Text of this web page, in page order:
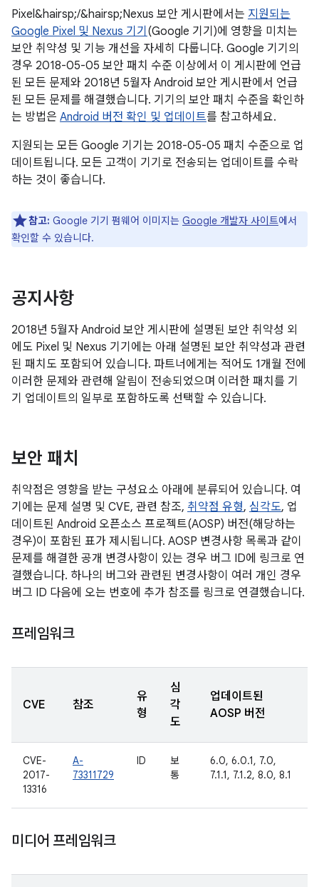
Pixel&hairsp;/&hairsp;Nexus 보안 게시판에서는 지원되는
Google Pixel 및 Nexus 기기 (Google 기기)에 영향을 미치는
보안 취약성 및 기능 개선을 자세히 다룹니다. Google 기기의
경우 2018-05-05 보안 패치 수준 이상에서 이 게시판에 언급
된 모든 문제와 2018년 5월자 Android 보안 게시판에서 언급
된 모든 문제를 해결했습니다. 기기의 보안 패치 수준을 확인하
는 방법은 Android 버전 확인 및 업데이트를 참고하세요.
지원되는 모든 Google 기기는 2018-05-05 패치 수준으로 업
데이트됩니다. 모든 고객이 기기로 전송되는 업데이트를 수락
하는 것이 좋습니다.
참고: Google 기기 펌웨어 이미지는 Google 개발자 사이트에서
확인할 수 있습니다.
공지사항
2018년 5월자 Android 보안 게시판에 설명된 보안 취약성 외
에도 Pixel 및 Nexus 기기에는 아래 설명된 보안 취약성과 관련
된 패치도 포함되어 있습니다. 파트너에게는 적어도 1개월 전에
이러한 문제와 관련해 알림이 전송되었으며 이러한 패치를 기
기 업데이트의 일부로 포함하도록 선택할 수 있습니다.
보안 패치
취약점은 영향을 받는 구성요소 아래에 분류되어 있습니다. 여
기에는 문제 설명 및 CVE, 관련 참조, 취약점 유형, 심각도, 업
데이트된 Android 오픈소스 프로젝트(AOSP) 버전(해당하는
경우)이 포함된 표가 제시됩니다. AOSP 변경사항 목록과 같이
문제를 해결한 공개 변경사항이 있는 경우 버그 ID에 링크로 연
결했습니다. 하나의 버그와 관련된 변경사항이 여러 개인 경우
버그 ID 다음에 오는 번호에 추가 참조를 링크로 연결했습니다.
프레임워크
CVE 참조
유
형
심
각
도
업데이트된
AOSP 버전
CVE-
2017-
13316
A-
73311729
ID
보
통
6.0, 6.0.1, 7.0,
7.1.1, 7.1.2, 8.0, 8.1
미디어 프레임워크